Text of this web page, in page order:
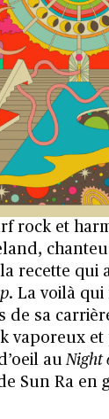
rock et
recette qui
. La voilà
de sa
vaporeux et
au Night
Sun Ra en